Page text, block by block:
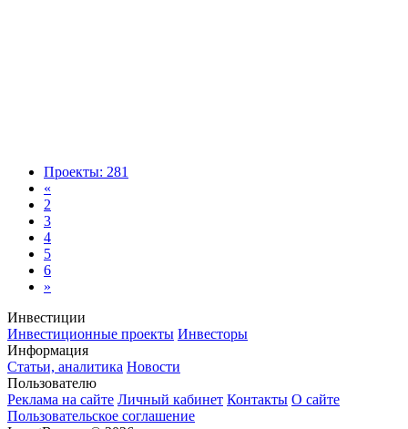
Проекты: 281
«
2
3
4
5
6
»
Инвестиции
Инвестиционные проекты Инвесторы
Информация
Статьи, аналитика Новости
Пользователю
Реклама на сайте Личный кабинет Контакты О сайте
Пользовательское соглашение